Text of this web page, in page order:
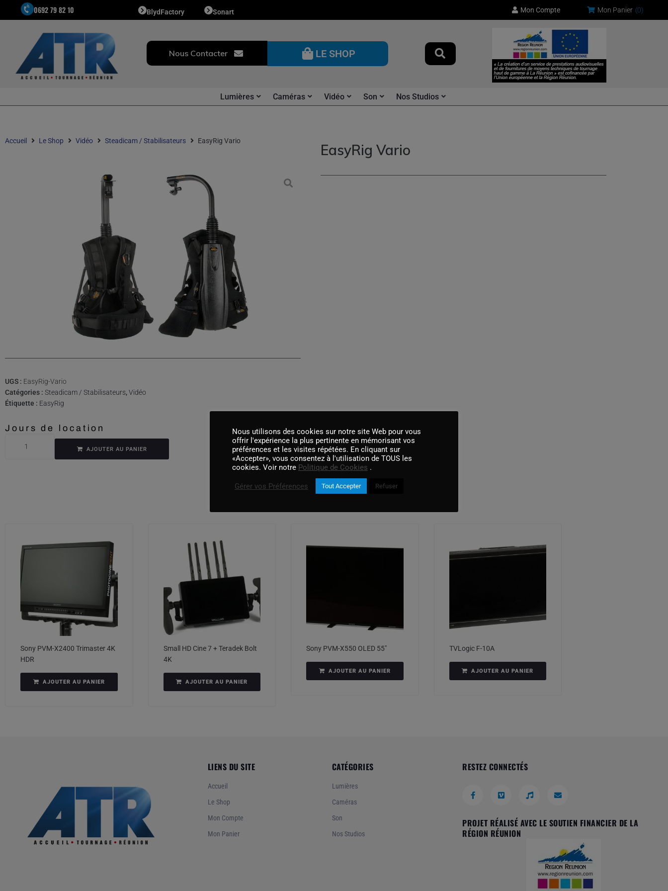
0692 79 82 10 BlydFactory Sonart Mon Compte Mon Panier (0)
Nous Contacter LE SHOP
Lumières Caméras Vidéo Son Nos Studios
Accueil Le Shop Vidéo Steadicam / Stabilisateurs EasyRig Vario
UGS : EasyRig-Vario
Catégories : Steadicam / Stabilisateurs,Vidéo
Étiquette : EasyRig
Jours de location
AJOUTER AU PANIER
EasyRig Vario
Sony PVM-X2400 Trimaster 4K
HDR
AJOUTER AU PANIER
Small HD Cine 7 + Teradek Bolt
4K
AJOUTER AU PANIER
Sony PVM-X550 OLED 55″
AJOUTER AU PANIER
TVLogic F-10A
AJOUTER AU PANIER
LIENS DU SITE
Accueil
Le Shop
Mon Compte
Mon Panier
CATÉGORIES
Lumières
Caméras
Son
Nos Studios
RESTEZ CONNECTÉS
PROJET RÉALISÉ AVEC LE SOUTIEN FINANCIER DE LA
RÉGION RÉUNION
Nous utilisons des cookies sur notre site Web pour vous
offrir l'expérience la plus pertinente en mémorisant vos
préférences et les visites répétées. En cliquant sur
«Accepter», vous consentez à l'utilisation de TOUS les
cookies. Voir notre Politique de Cookies .
Gérer vos Préférences Tout Accepter Refuser